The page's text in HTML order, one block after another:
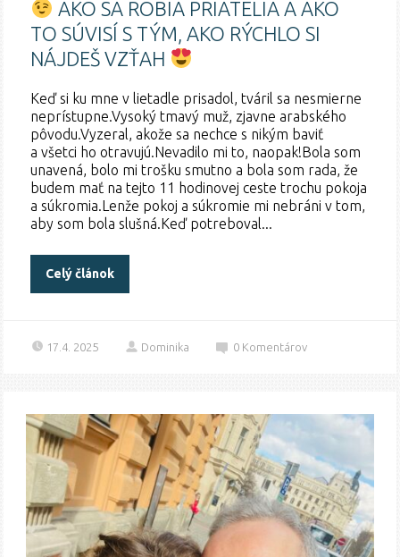
AKO SA ROBIA PRIATELIA A AKO
TO SÚVISÍ S TÝM, AKO RÝCHLO SI
NÁJDEŠ VZŤAH
Keď si ku mne v lietadle prisadol, tváril sa nesmierne
neprístupne.Vysoký tmavý muž, zjavne arabského
pôvodu.Vyzeral, akože sa nechce s nikým baviť
a všetci ho otravujú.Nevadilo mi to, naopak!Bola som
unavená, bolo mi trošku smutno a bola som rada, že
budem mať na tejto 11 hodinovej ceste trochu pokoja
a súkromia.Lenže pokoj a súkromie mi nebráni v tom,
aby som bola slušná.Keď potreboval...
Celý článok
17.4. 2025 Dominika 0 Komentárov